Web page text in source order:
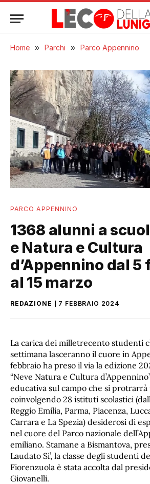
Home » Parchi » Parco Appennino
PARCO APPENNINO
1368 alunni a
e Natura e Cultura
d’Appennino dal 5
al 15 marzo
REDAZIONE 7 FEBBRAIO 2024
La carica dei milletrecento studenti
settimana lasceranno il cuore in
febbraio ha preso il via la edizione
“Neve Natura e Cultura
educativa sul campo che si protrarrà
coinvolgendo 28 istituti scolastici
Reggio Emilia, Parma, Piacenza,
Carrara e La Spezia) desiderosi di
nel cuore del Parco nazionale
emiliano. Stamane a Bismantova,
Laudato Si’, la classe degli studenti
Fiorenzuola è stata accolta dal
Giovanelli.